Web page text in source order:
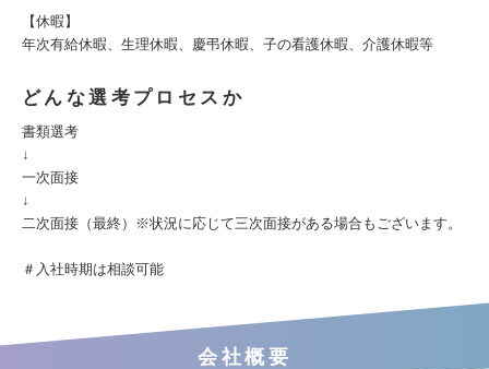
【休暇】
年次有給休暇、生理休暇、慶弔休暇、子の看護休暇、介護休暇等
どんな選考プロセスか
書類選考
↓
一次面接
↓
二次面接（最終）※状況に応じて三次面接がある場合もございます。
＃入社時期は相談可能
会社概要